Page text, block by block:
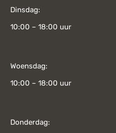
Dinsdag:
10:00 – 18:00 uur
Woensdag:
10:00 – 18:00 uur
Donderdag: